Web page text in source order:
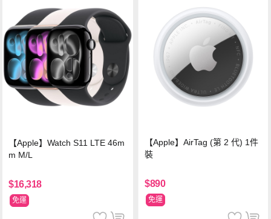
【Apple】Watch S11 LTE 46m
m M/L
$16,318
免運
【Apple】AirTag (第 2 代) 1件
裝
$890
免運